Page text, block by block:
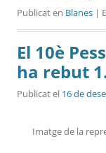
Publicat en Blanes |
El 10è
ha rebut
Publicat el 16 de
Imatge de la